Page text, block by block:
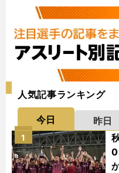
人気記事ランキング
今日 昨日
1